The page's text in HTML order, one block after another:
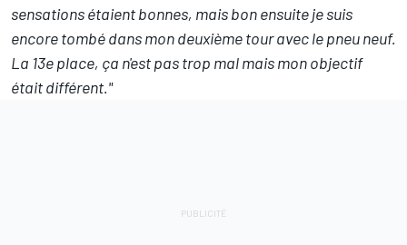
sensations étaient bonnes, mais bon ensuite je suis
encore tombé dans mon deuxième tour avec le pneu neuf.
La 13e place, ça n'est pas trop mal mais mon objectif
était différent."